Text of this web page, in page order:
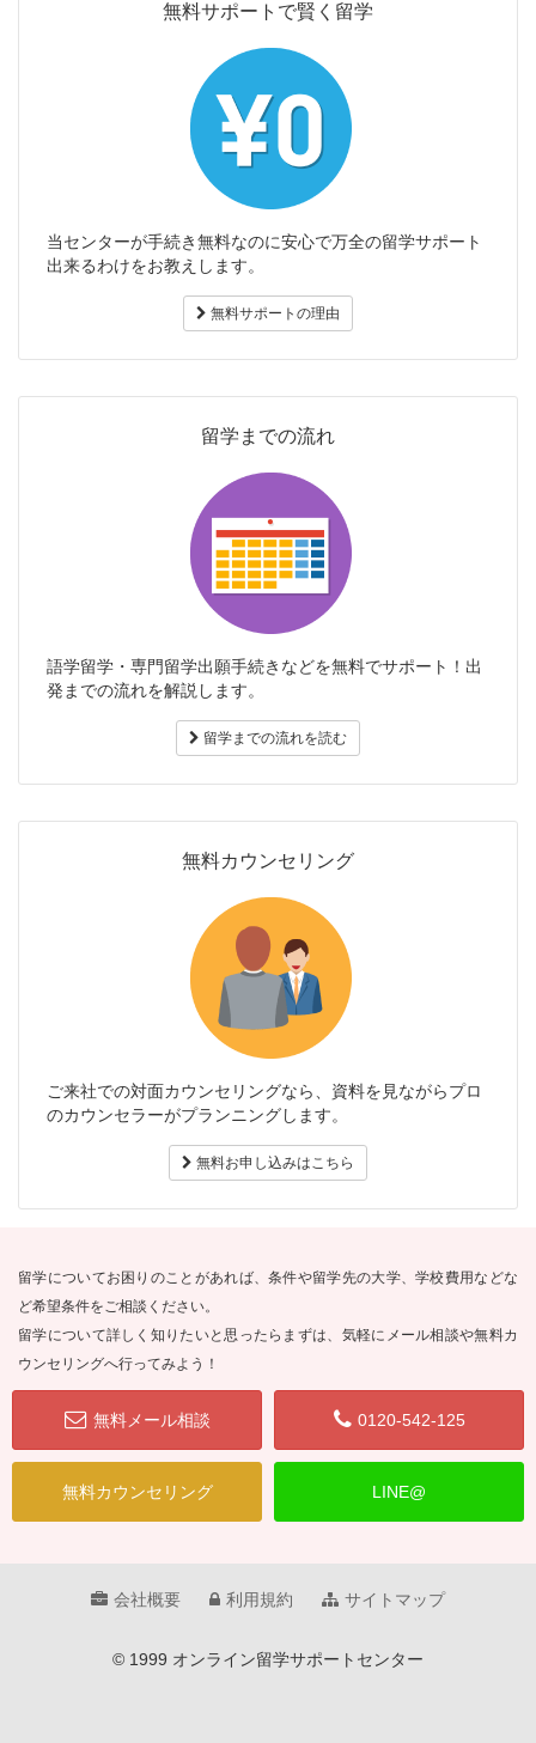
無料サポートで賢く留学
当センターが手続き無料なのに安心で万全の留学サポート
出来るわけをお教えします。
無料サポートの理由
留学までの流れ
語学留学・専門留学出願手続きなどを無料でサポート！出
発までの流れを解説します。
留学までの流れを読む
無料カウンセリング
ご来社での対面カウンセリングなら、資料を見ながらプロ
のカウンセラーがプランニングします。
無料お申し込みはこちら
留学についてお困りのことがあれば、条件や留学先の大学、学校費用などな
ど希望条件をご相談ください。
留学について詳しく知りたいと思ったらまずは、気軽にメール相談や無料カ
ウンセリングへ行ってみよう！
無料メール相談 0120-542-125
無料カウンセリング LINE@
会社概要 利用規約 サイトマップ
© 1999 オンライン留学サポートセンター